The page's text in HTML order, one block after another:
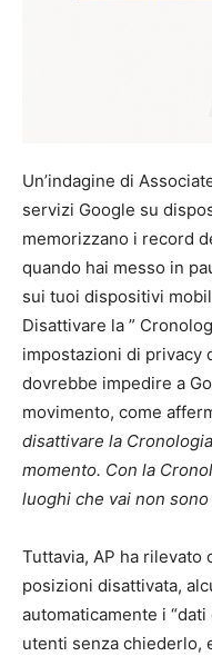
Un’indagine di
servizi Google su
memorizzano i record
quando hai messo in
sui tuoi dispositivi
Disattivare la ”
impostazioni di privacy
dovrebbe impedire a
movimento, come
disattivare la
momento. Con la
luoghi che vai non
Tuttavia, AP ha rilevato
posizioni disattivata,
automaticamente i
utenti senza chiederlo,